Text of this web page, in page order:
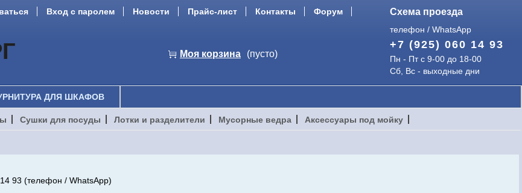
Вход с паролем Новости Прайс-лист Контакты Форум Схема проезда
Моя корзина (пусто)
телефон / WhatsApp
+7 (925) 060 14 93
Пн - Пт с 9-00 до 18-00
Сб, Вс - выходные дни
ДЛЯ ШКАФОВ
Сушки для посуды Лотки и разделители Мусорные ведра Аксессуары под мойку
93 (телефон / WhatsApp)